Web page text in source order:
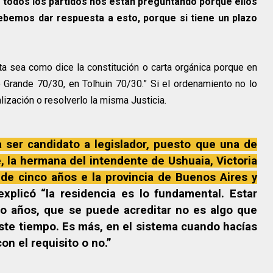
dar respuesta a esto, porque si tiene un plazo
sea como dice la constitución o carta orgánica porque en
70/30, en Tolhuin 70/30.” Si el ordenamiento no lo
o resolverlo la misma Justicia.
candidato a legislador, puesto que una de
la hermana del intendente de Ushuaia, Victoria
cinco años e la provincia de Buenos Aires y
“la residencia es lo fundamental. Estar
años, que se puede acreditar no es algo que
tiempo. Es más, en el sistema cuando hacías
el requisito o no.”